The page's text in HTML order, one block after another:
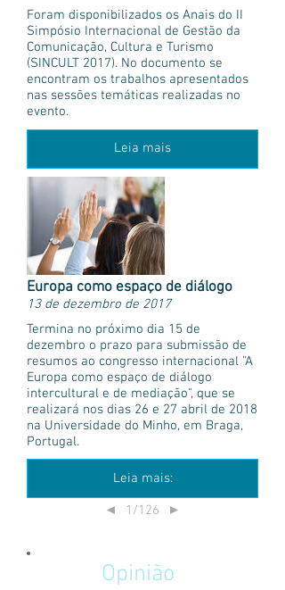
Foram disponibilizados os Anais do II
Simpósio Internacional de Gestão da
Comunicação, Cultura e Turismo
(SINCULT 2017). No documento se
encontram os trabalhos apresentados
nas sessões temáticas realizadas no
evento.
Leia mais
Europa como espaço de diálogo
13 de dezembro de 2017
Termina no próximo dia 15 de
dezembro o prazo para submissão de
resumos ao congresso internacional "A
Europa como espaço de diálogo
intercultural e de mediação", que se
realizará nos dias 26 e 27 abril de 2018
na Universidade do Minho, em Braga,
Portugal.
Leia mais:
◄ 1/126 ►
Opinião